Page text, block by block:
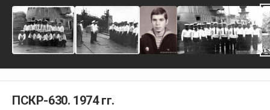
ПСКР-630. 1974 гг.